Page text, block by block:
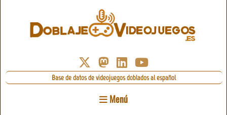
Base de datos de videojuegos doblados al español
Menú